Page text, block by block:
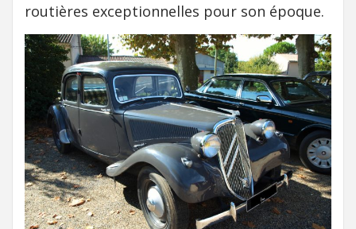
routières exceptionnelles pour son époque.